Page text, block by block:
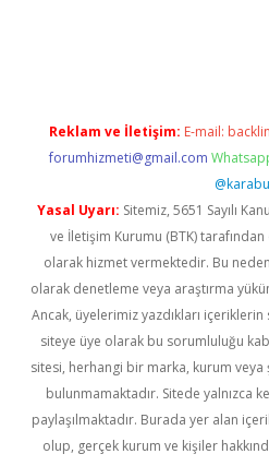
Reklam ve İletişim: E-mail:
forumhizmeti@gmail.com
Yasal Uyarı: Sitemiz, 5651 Sayılı
ve İletişim Kurumu (BTK) tarafından
olarak hizmet vermektedir. Bu
olarak denetleme veya araştırma
Ancak, üyelerimiz yazdıkları
siteye üye olarak bu sorumluluğu
sitesi, herhangi bir marka, kurum veya
bulunmamaktadır. Sitede yalnızca
paylaşılmaktadır. Burada yer alan
olup, gerçek kurum ve kişiler